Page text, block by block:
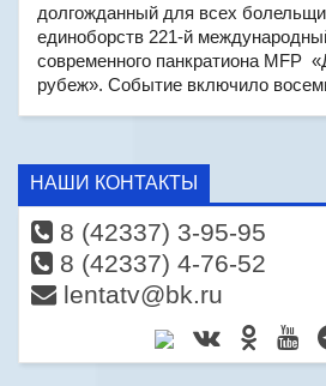
долгожданный для всех
единоборств 221-й
современного панкратиона MFP
рубеж». Событие включило
НАШИ КОНТАКТЫ
8 (42337) 3-95-95
8 (42337) 4-76-52
lentatv@bk.ru